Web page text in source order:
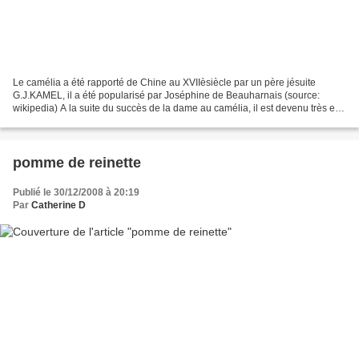
Le camélia a été rapporté de Chine au XVIIèsiècle par un père jésuite
G.J.KAMEL, il a été popularisé par Joséphine de Beauharnais (source:
wikipedia) A la suite du succès de la dame au camélia, il est devenu très en
pomme de reinette
Publié le 30/12/2008 à 20:19
Par Catherine D